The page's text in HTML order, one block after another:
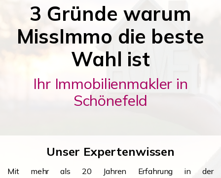
3 Gründe warum
MissImmo die beste
Wahl ist
Ihr Immobilienmakler in
Schönefeld
Unser Expertenwissen
Mit mehr als 20 Jahren Erfahrung in der